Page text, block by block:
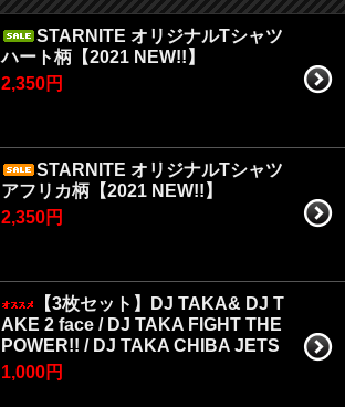
STARNITE オリジナルTシャツ
ハート柄【2021 NEW!!】
2,350円
STARNITE オリジナルTシャツ
アフリカ柄【2021 NEW!!】
2,350円
【3枚セット】DJ TAKA& DJ T
AKE 2 face / DJ TAKA FIGHT THE
POWER!! / DJ TAKA CHIBA JETS
1,000円